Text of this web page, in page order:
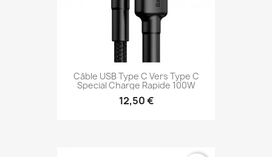
Câble USB Type C Vers Type C
Special Charge Rapide 100W
12,50 €